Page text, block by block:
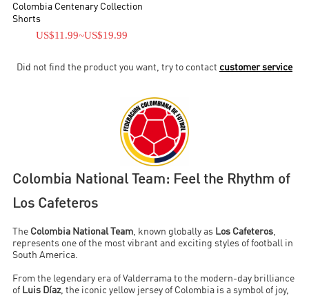
Colombia Centenary Collection
Shorts
US$11.99~US$19.99
Did not find the product you want, try to contact customer service
Colombia National Team: Feel the Rhythm of
Los Cafeteros
The Colombia National Team, known globally as Los Cafeteros,
represents one of the most vibrant and exciting styles of football in
South America.
From the legendary era of Valderrama to the modern-day brilliance
of Luis Díaz, the iconic yellow jersey of Colombia is a symbol of joy,